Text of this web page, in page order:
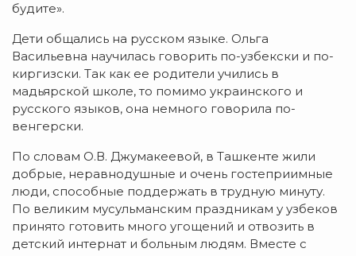
будите».
Дети общались на русском языке. Ольга
Васильевна научилась говорить по-узбекски и по-
киргизски. Так как ее родители учились в
мадьярской школе, то помимо украинского и
русского языков, она немного говорила по-
венгерски.
По словам О.В. Джумакеевой, в Ташкенте жили
добрые, неравнодушные и очень гостеприимные
люди, способные поддержать в трудную минуту.
По великим мусульманским праздникам у узбеков
принято готовить много угощений и отвозить в
детский интернат и больным людям. Вместе с